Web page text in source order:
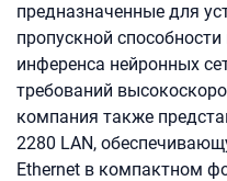
предназначенные для
пропускной
инференса нейронных
требований
компания также
2280 LAN,
Ethernet в компактном